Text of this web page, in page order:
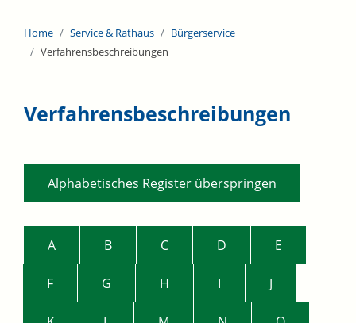
Home Service & Rathaus
Bürgerservice
Verfahrensbeschreibungen
Verfahrensbeschreibungen
Alphabetisches Register überspringen
A B C D E
F G H I J